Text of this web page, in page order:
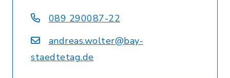
089 290087-22
andreas.wolter@bay-
staedtetag.de